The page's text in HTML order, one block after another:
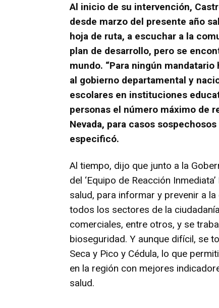
Al inicio de su intervención,
desde marzo del presente año
hoja de ruta, a escuchar a la
plan de desarrollo, pero se
mundo. “Para ningún
al gobierno departamental y
escolares en instituciones
personas el número máximo de
Nevada, para casos
especificó.
Al tiempo, dijo que junto a la
del ‘Equipo de Reacción
salud, para informar y prevenir a
todos los sectores de la
comerciales, entre otros, y se
bioseguridad. Y aunque difícil, se
Seca y Pico y Cédula, lo que
en la región con mejores
salud.